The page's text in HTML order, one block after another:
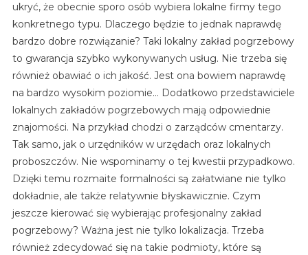
ukryć, że obecnie sporo osób wybiera lokalne firmy tego
konkretnego typu. Dlaczego będzie to jednak naprawdę
bardzo dobre rozwiązanie? Taki lokalny zakład pogrzebowy
to gwarancja szybko wykonywanych usług. Nie trzeba się
również obawiać o ich jakość. Jest ona bowiem naprawdę
na bardzo wysokim poziomie… Dodatkowo przedstawiciele
lokalnych zakładów pogrzebowych mają odpowiednie
znajomości. Na przykład chodzi o zarządców cmentarzy.
Tak samo, jak o urzędników w urzędach oraz lokalnych
proboszczów. Nie wspominamy o tej kwestii przypadkowo.
Dzięki temu rozmaite formalności są załatwiane nie tylko
dokładnie, ale także relatywnie błyskawicznie. Czym
jeszcze kierować się wybierając profesjonalny zakład
pogrzebowy? Ważna jest nie tylko lokalizacja. Trzeba
również zdecydować się na takie podmioty, które są